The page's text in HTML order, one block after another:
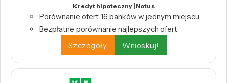
Kredyt hipoteczny | Notus
Porównanie ofert 16 banków w jednym miejscu
Bezpłatne porównanie najlepszych ofert
Szczegóły
Wnioskuj!